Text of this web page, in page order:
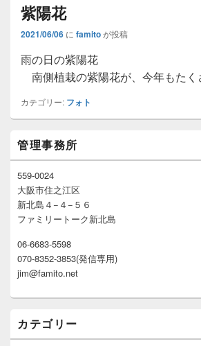
紫陽花
2021/06/06 に famitoが投稿
雨の日の紫陽花
南側植栽の紫陽花が、今年もたく
カテゴリー: フォト
イ
ン
サ
イ
ド
バ
ィ
ジ
ェ
ト
ア
管理事務所
559-0024
大阪市住之江区
新北島４−４−５６
ファミリートーク新北島
06-6683-5598
070-8352-3853(発信専用)
jim@famito.net
カテゴリー